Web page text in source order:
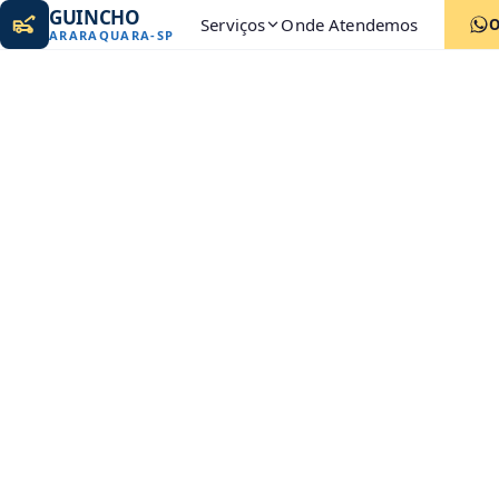
GUINCHO
ARARAQUARA-SP Serviços Onde Atendemos